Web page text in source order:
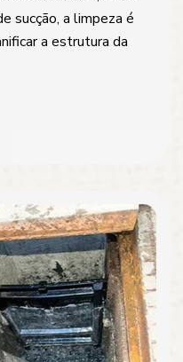
sucção, a limpeza é
a estrutura da